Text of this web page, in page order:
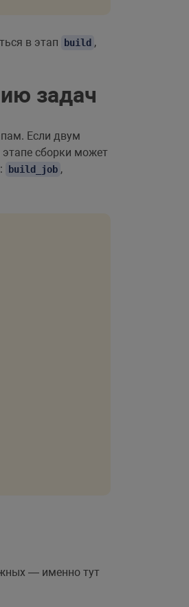
в этап build ,
задач
Если двум
этапе сборки может
: build_job ,
— именно тут